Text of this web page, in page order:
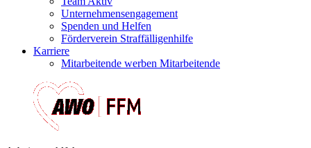
Unternehmensengagement
Spenden und Helfen
Förderverein Straffälligenhilfe
Karriere
Mitarbeitende werben Mitarbeitende